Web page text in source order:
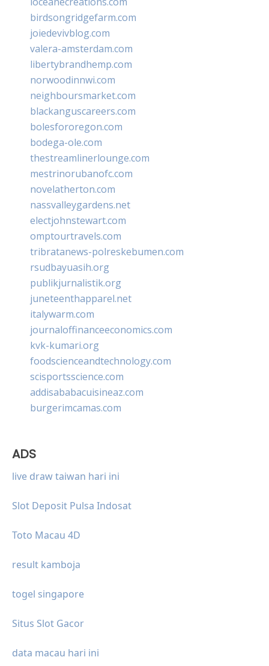
birdsongridgefarm.com
joiedevivblog.com
valera-amsterdam.com
libertybrandhemp.com
norwoodinnwi.com
neighboursmarket.com
blackanguscareers.com
bolesfororegon.com
bodega-ole.com
thestreamlinerlounge.com
mestrinorubanofc.com
novelatherton.com
nassvalleygardens.net
electjohnstewart.com
omptourtravels.com
tribratanews-polreskebumen.com
rsudbayuasih.org
publikjurnalistik.org
juneteenthapparel.net
italywarm.com
journaloffinanceeconomics.com
kvk-kumari.org
foodscienceandtechnology.com
scisportsscience.com
addisababacuisineaz.com
burgerimcamas.com
ADS
live draw taiwan hari ini
Slot Deposit Pulsa Indosat
Toto Macau 4D
result kamboja
togel singapore
Situs Slot Gacor
data macau hari ini